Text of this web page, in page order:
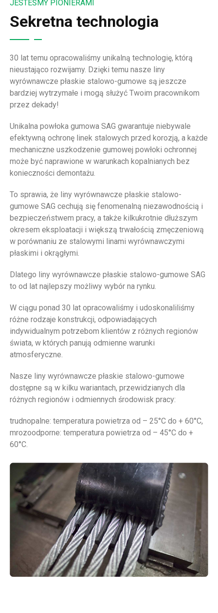
JESTEŚMY PIONIERAMI
Sekretna technologia
30 lat temu opracowaliśmy unikalną technologię, którą
nieustająco rozwijamy. Dzięki temu nasze liny
wyrównawcze płaskie stalowo-gumowe są jeszcze
bardziej wytrzymałe i mogą służyć Twoim pracownikom
przez dekady!
Unikalna powłoka gumowa SAG gwarantuje niebywale
efektywną ochronę linek stalowych przed korozją, a każde
mechaniczne uszkodzenie gumowej powłoki ochronnej
może być naprawione w warunkach kopalnianych bez
konieczności demontażu.
To sprawia, że liny wyrównawcze płaskie stalowo-
gumowe SAG cechują się fenomenalną niezawodnością i
bezpieczeństwem pracy, a także kilkukrotnie dłuższym
okresem eksploatacji i większą trwałością zmęczeniową
w porównaniu ze stalowymi linami wyrównawczymi
płaskimi i okrągłymi.
Dlatego liny wyrównawcze płaskie stalowo-gumowe SAG
to od lat najlepszy możliwy wybór na rynku.
W ciągu ponad 30 lat opracowaliśmy i udoskonaliliśmy
różne rodzaje konstrukcji, odpowiadających
indywidualnym potrzebom klientów z różnych regionów
świata, w których panują odmienne warunki
atmosferyczne.
Nasze liny wyrównawcze płaskie stalowo-gumowe
dostępne są w kilku wariantach, przewidzianych dla
różnych regionów i odmiennych środowisk pracy:
trudnopalne: temperatura powietrza od – 25°C do + 60°C,
mrozoodporne: temperatura powietrza od – 45°C do +
60°C.